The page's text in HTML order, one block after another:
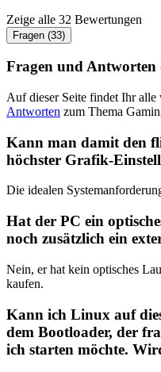
Zeige alle 32 Bewertungen
Fragen (33)
Fragen und Antworten
Auf dieser Seite findet Ihr alle
Antworten zum Thema
Kann man damit den
höchster Grafik-
Die idealen
Hat der PC ein
noch zusätzlich ein
Nein, er hat kein optisches
kaufen.
Kann ich Linux auf
dem Bootloader, der
ich starten möchte.